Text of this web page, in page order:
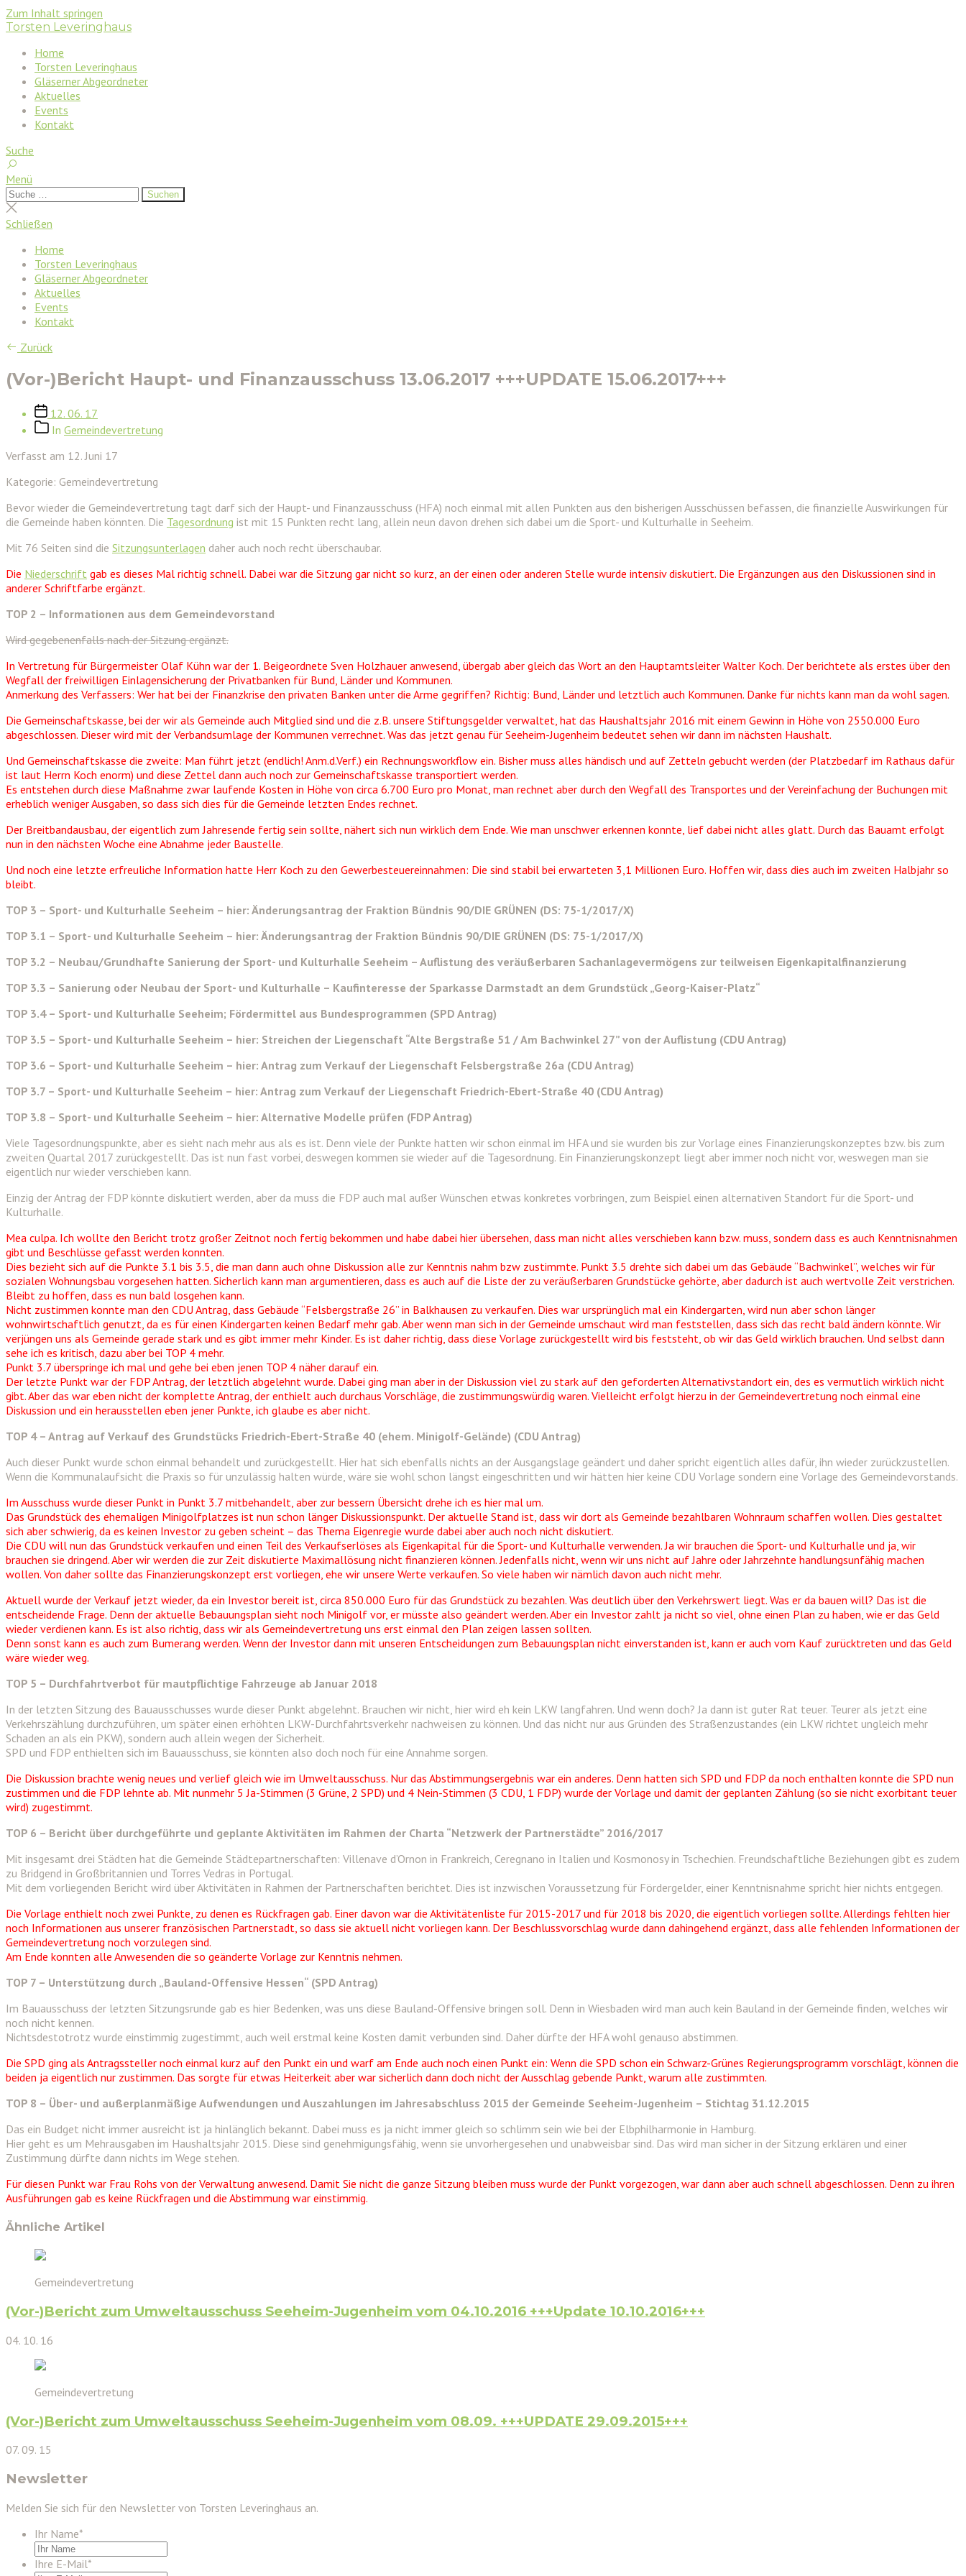
Zum Inhalt springen
Torsten Leveringhaus
Home
Torsten Leveringhaus
Gläserner Abgeordneter
Aktuelles
Events
Kontakt
Suche
Menü
Suchen
nach:
Suchen
Suche
schließen
Schließen
Home
Torsten Leveringhaus
Gläserner Abgeordneter
Aktuelles
Events
Kontakt
Zurück
(Vor-)Bericht Haupt- und Finanzausschuss 13.06.2017 +++UPDATE 15.06.2017+++
Veröffentlichungsdatum
12. 06. 17
Beitragskategorien
In Gemeindevertretung
Verfasst am 12. Juni 17
Kategorie: Gemeindevertretung
Bevor wieder die Gemeindevertretung tagt darf sich der Haupt- und Finanzausschuss (HFA) noch einmal mit allen Punkten aus den bisherigen Ausschüssen befassen, die finanzielle Auswirkungen für
die Gemeinde haben könnten. Die Tagesordnung ist mit 15 Punkten recht lang, allein neun davon drehen sich dabei um die Sport- und Kulturhalle in Seeheim.
Mit 76 Seiten sind die Sitzungsunterlagen daher auch noch recht überschaubar.
Die Niederschrift gab es dieses Mal richtig schnell. Dabei war die Sitzung gar nicht so kurz, an der einen oder anderen Stelle wurde intensiv diskutiert. Die Ergänzungen aus den Diskussionen sind in
anderer Schriftfarbe ergänzt.
TOP 2 – Informationen aus dem Gemeindevorstand
Wird gegebenenfalls nach der Sitzung ergänzt.
In Vertretung für Bürgermeister Olaf Kühn war der 1. Beigeordnete Sven Holzhauer anwesend, übergab aber gleich das Wort an den Hauptamtsleiter Walter Koch. Der berichtete als erstes über den
Wegfall der freiwilligen Einlagensicherung der Privatbanken für Bund, Länder und Kommunen.
Anmerkung des Verfassers: Wer hat bei der Finanzkrise den privaten Banken unter die Arme gegriffen? Richtig: Bund, Länder und letztlich auch Kommunen. Danke für nichts kann man da wohl sagen.
Die Gemeinschaftskasse, bei der wir als Gemeinde auch Mitglied sind und die z.B. unsere Stiftungsgelder verwaltet, hat das Haushaltsjahr 2016 mit einem Gewinn in Höhe von 2550.000 Euro
abgeschlossen. Dieser wird mit der Verbandsumlage der Kommunen verrechnet. Was das jetzt genau für Seeheim-Jugenheim bedeutet sehen wir dann im nächsten Haushalt.
Und Gemeinschaftskasse die zweite: Man führt jetzt (endlich! Anm.d.Verf.) ein Rechnungsworkflow ein. Bisher muss alles händisch und auf Zetteln gebucht werden (der Platzbedarf im Rathaus dafür
ist laut Herrn Koch enorm) und diese Zettel dann auch noch zur Gemeinschaftskasse transportiert werden.
Es entstehen durch diese Maßnahme zwar laufende Kosten in Höhe von circa 6.700 Euro pro Monat, man rechnet aber durch den Wegfall des Transportes und der Vereinfachung der Buchungen mit
erheblich weniger Ausgaben, so dass sich dies für die Gemeinde letzten Endes rechnet.
Der Breitbandausbau, der eigentlich zum Jahresende fertig sein sollte, nähert sich nun wirklich dem Ende. Wie man unschwer erkennen konnte, lief dabei nicht alles glatt. Durch das Bauamt erfolgt
nun in den nächsten Woche eine Abnahme jeder Baustelle.
Und noch eine letzte erfreuliche Information hatte Herr Koch zu den Gewerbesteuereinnahmen: Die sind stabil bei erwarteten 3,1 Millionen Euro. Hoffen wir, dass dies auch im zweiten Halbjahr so
bleibt.
TOP 3 – Sport- und Kulturhalle Seeheim – hier: Änderungsantrag der Fraktion Bündnis 90/DIE GRÜNEN (DS: 75-1/2017/X)
TOP 3.1 – Sport- und Kulturhalle Seeheim – hier: Änderungsantrag der Fraktion Bündnis 90/DIE GRÜNEN (DS: 75-1/2017/X)
TOP 3.2 – Neubau/Grundhafte Sanierung der Sport- und Kulturhalle Seeheim – Auflistung des veräußerbaren Sachanlagevermögens zur teilweisen Eigenkapitalfinanzierung
TOP 3.3 – Sanierung oder Neubau der Sport- und Kulturhalle – Kaufinteresse der Sparkasse Darmstadt an dem Grundstück „Georg-Kaiser-Platz“
TOP 3.4 – Sport- und Kulturhalle Seeheim; Fördermittel aus Bundesprogrammen (SPD Antrag)
TOP 3.5 – Sport- und Kulturhalle Seeheim – hier: Streichen der Liegenschaft “Alte Bergstraße 51 / Am Bachwinkel 27” von der Auflistung (CDU Antrag)
TOP 3.6 – Sport- und Kulturhalle Seeheim – hier: Antrag zum Verkauf der Liegenschaft Felsbergstraße 26a (CDU Antrag)
TOP 3.7 – Sport- und Kulturhalle Seeheim – hier: Antrag zum Verkauf der Liegenschaft Friedrich-Ebert-Straße 40 (CDU Antrag)
TOP 3.8 – Sport- und Kulturhalle Seeheim – hier: Alternative Modelle prüfen (FDP Antrag)
Viele Tagesordnungspunkte, aber es sieht nach mehr aus als es ist. Denn viele der Punkte hatten wir schon einmal im HFA und sie wurden bis zur Vorlage eines Finanzierungskonzeptes bzw. bis zum
zweiten Quartal 2017 zurückgestellt. Das ist nun fast vorbei, deswegen kommen sie wieder auf die Tagesordnung. Ein Finanzierungskonzept liegt aber immer noch nicht vor, weswegen man sie
eigentlich nur wieder verschieben kann.
Einzig der Antrag der FDP könnte diskutiert werden, aber da muss die FDP auch mal außer Wünschen etwas konkretes vorbringen, zum Beispiel einen alternativen Standort für die Sport- und
Kulturhalle.
Mea culpa. Ich wollte den Bericht trotz großer Zeitnot noch fertig bekommen und habe dabei hier übersehen, dass man nicht alles verschieben kann bzw. muss, sondern dass es auch Kenntnisnahmen
gibt und Beschlüsse gefasst werden konnten.
Dies bezieht sich auf die Punkte 3.1 bis 3.5, die man dann auch ohne Diskussion alle zur Kenntnis nahm bzw zustimmte. Punkt 3.5 drehte sich dabei um das Gebäude “Bachwinkel”, welches wir für
sozialen Wohnungsbau vorgesehen hatten. Sicherlich kann man argumentieren, dass es auch auf die Liste der zu veräußerbaren Grundstücke gehörte, aber dadurch ist auch wertvolle Zeit verstrichen.
Bleibt zu hoffen, dass es nun bald losgehen kann.
Nicht zustimmen konnte man den CDU Antrag, dass Gebäude “Felsbergstraße 26” in Balkhausen zu verkaufen. Dies war ursprünglich mal ein Kindergarten, wird nun aber schon länger
wohnwirtschaftlich genutzt, da es für einen Kindergarten keinen Bedarf mehr gab. Aber wenn man sich in der Gemeinde umschaut wird man feststellen, dass sich das recht bald ändern könnte. Wir
verjüngen uns als Gemeinde gerade stark und es gibt immer mehr Kinder. Es ist daher richtig, dass diese Vorlage zurückgestellt wird bis feststeht, ob wir das Geld wirklich brauchen. Und selbst dann
sehe ich es kritisch, dazu aber bei TOP 4 mehr.
Punkt 3.7 überspringe ich mal und gehe bei eben jenen TOP 4 näher darauf ein.
Der letzte Punkt war der FDP Antrag, der letztlich abgelehnt wurde. Dabei ging man aber in der Diskussion viel zu stark auf den geforderten Alternativstandort ein, des es vermutlich wirklich nicht
gibt. Aber das war eben nicht der komplette Antrag, der enthielt auch durchaus Vorschläge, die zustimmungswürdig waren. Vielleicht erfolgt hierzu in der Gemeindevertretung noch einmal eine
Diskussion und ein herausstellen eben jener Punkte, ich glaube es aber nicht.
TOP 4 – Antrag auf Verkauf des Grundstücks Friedrich-Ebert-Straße 40 (ehem. Minigolf-Gelände) (CDU Antrag)
Auch dieser Punkt wurde schon einmal behandelt und zurückgestellt. Hier hat sich ebenfalls nichts an der Ausgangslage geändert und daher spricht eigentlich alles dafür, ihn wieder zurückzustellen.
Wenn die Kommunalaufsicht die Praxis so für unzulässig halten würde, wäre sie wohl schon längst eingeschritten und wir hätten hier keine CDU Vorlage sondern eine Vorlage des Gemeindevorstands.
Im Ausschuss wurde dieser Punkt in Punkt 3.7 mitbehandelt, aber zur bessern Übersicht drehe ich es hier mal um.
Das Grundstück des ehemaligen Minigolfplatzes ist nun schon länger Diskussionspunkt. Der aktuelle Stand ist, dass wir dort als Gemeinde bezahlbaren Wohnraum schaffen wollen. Dies gestaltet
sich aber schwierig, da es keinen Investor zu geben scheint – das Thema Eigenregie wurde dabei aber auch noch nicht diskutiert.
Die CDU will nun das Grundstück verkaufen und einen Teil des Verkaufserlöses als Eigenkapital für die Sport- und Kulturhalle verwenden. Ja wir brauchen die Sport- und Kulturhalle und ja, wir
brauchen sie dringend. Aber wir werden die zur Zeit diskutierte Maximallösung nicht finanzieren können. Jedenfalls nicht, wenn wir uns nicht auf Jahre oder Jahrzehnte handlungsunfähig machen
wollen. Von daher sollte das Finanzierungskonzept erst vorliegen, ehe wir unsere Werte verkaufen. So viele haben wir nämlich davon auch nicht mehr.
Aktuell wurde der Verkauf jetzt wieder, da ein Investor bereit ist, circa 850.000 Euro für das Grundstück zu bezahlen. Was deutlich über den Verkehrswert liegt. Was er da bauen will? Das ist die
entscheidende Frage. Denn der aktuelle Bebauungsplan sieht noch Minigolf vor, er müsste also geändert werden. Aber ein Investor zahlt ja nicht so viel, ohne einen Plan zu haben, wie er das Geld
wieder verdienen kann. Es ist also richtig, dass wir als Gemeindevertretung uns erst einmal den Plan zeigen lassen sollten.
Denn sonst kann es auch zum Bumerang werden. Wenn der Investor dann mit unseren Entscheidungen zum Bebauungsplan nicht einverstanden ist, kann er auch vom Kauf zurücktreten und das Geld
wäre wieder weg.
TOP 5 – Durchfahrtverbot für mautpflichtige Fahrzeuge ab Januar 2018
In der letzten Sitzung des Bauausschusses wurde dieser Punkt abgelehnt. Brauchen wir nicht, hier wird eh kein LKW langfahren. Und wenn doch? Ja dann ist guter Rat teuer. Teurer als jetzt eine
Verkehrszählung durchzuführen, um später einen erhöhten LKW-Durchfahrtsverkehr nachweisen zu können. Und das nicht nur aus Gründen des Straßenzustandes (ein LKW richtet ungleich mehr
Schaden an als ein PKW), sondern auch allein wegen der Sicherheit.
SPD und FDP enthielten sich im Bauausschuss, sie könnten also doch noch für eine Annahme sorgen.
Die Diskussion brachte wenig neues und verlief gleich wie im Umweltausschuss. Nur das Abstimmungsergebnis war ein anderes. Denn hatten sich SPD und FDP da noch enthalten konnte die SPD nun
zustimmen und die FDP lehnte ab. Mit nunmehr 5 Ja-Stimmen (3 Grüne, 2 SPD) und 4 Nein-Stimmen (3 CDU, 1 FDP) wurde der Vorlage und damit der geplanten Zählung (so sie nicht exorbitant teuer
wird) zugestimmt.
TOP 6 – Bericht über durchgeführte und geplante Aktivitäten im Rahmen der Charta “Netzwerk der Partnerstädte” 2016/2017
Mit insgesamt drei Städten hat die Gemeinde Städtepartnerschaften: Villenave d’Ornon in Frankreich, Ceregnano in Italien und Kosmonosy in Tschechien. Freundschaftliche Beziehungen gibt es zudem
zu Bridgend in Großbritannien und Torres Vedras in Portugal.
Mit dem vorliegenden Bericht wird über Aktivitäten in Rahmen der Partnerschaften berichtet. Dies ist inzwischen Voraussetzung für Fördergelder, einer Kenntnisnahme spricht hier nichts entgegen.
Die Vorlage enthielt noch zwei Punkte, zu denen es Rückfragen gab. Einer davon war die Aktivitätenliste für 2015-2017 und für 2018 bis 2020, die eigentlich vorliegen sollte. Allerdings fehlten hier
noch Informationen aus unserer französischen Partnerstadt, so dass sie aktuell nicht vorliegen kann. Der Beschlussvorschlag wurde dann dahingehend ergänzt, dass alle fehlenden Informationen der
Gemeindevertretung noch vorzulegen sind.
Am Ende konnten alle Anwesenden die so geänderte Vorlage zur Kenntnis nehmen.
TOP 7 – Unterstützung durch „Bauland-Offensive Hessen“ (SPD Antrag)
Im Bauausschuss der letzten Sitzungsrunde gab es hier Bedenken, was uns diese Bauland-Offensive bringen soll. Denn in Wiesbaden wird man auch kein Bauland in der Gemeinde finden, welches wir
noch nicht kennen.
Nichtsdestotrotz wurde einstimmig zugestimmt, auch weil erstmal keine Kosten damit verbunden sind. Daher dürfte der HFA wohl genauso abstimmen.
Die SPD ging als Antragssteller noch einmal kurz auf den Punkt ein und warf am Ende auch noch einen Punkt ein: Wenn die SPD schon ein Schwarz-Grünes Regierungsprogramm vorschlägt, können die
beiden ja eigentlich nur zustimmen. Das sorgte für etwas Heiterkeit aber war sicherlich dann doch nicht der Ausschlag gebende Punkt, warum alle zustimmten.
TOP 8 – Über- und außerplanmäßige Aufwendungen und Auszahlungen im Jahresabschluss 2015 der Gemeinde Seeheim-Jugenheim – Stichtag 31.12.2015
Das ein Budget nicht immer ausreicht ist ja hinlänglich bekannt. Dabei muss es ja nicht immer gleich so schlimm sein wie bei der Elbphilharmonie in Hamburg.
Hier geht es um Mehrausgaben im Haushaltsjahr 2015. Diese sind genehmigungsfähig, wenn sie unvorhergesehen und unabweisbar sind. Das wird man sicher in der Sitzung erklären und einer
Zustimmung dürfte dann nichts im Wege stehen.
Für diesen Punkt war Frau Rohs von der Verwaltung anwesend. Damit Sie nicht die ganze Sitzung bleiben muss wurde der Punkt vorgezogen, war dann aber auch schnell abgeschlossen. Denn zu ihren
Ausführungen gab es keine Rückfragen und die Abstimmung war einstimmig.
Ähnliche Artikel
Gemeindevertretung
(Vor-)Bericht zum Umweltausschuss Seeheim-Jugenheim vom 04.10.2016 +++Update 10.10.2016+++
04. 10. 16
Gemeindevertretung
(Vor-)Bericht zum Umweltausschuss Seeheim-Jugenheim vom 08.09. +++UPDATE 29.09.2015+++
07. 09. 15
Newsletter
Melden Sie sich für den Newsletter von Torsten Leveringhaus an.
Ihr Name*
Ihre E-Mail*